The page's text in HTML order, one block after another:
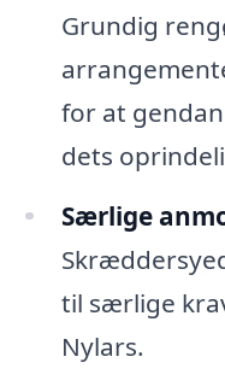
Grundig
for at
dets
Særlige
til særlige
Nylars.